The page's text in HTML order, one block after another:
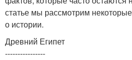
статье мы рассмотрим
о истории.
Древний Египет
----------------